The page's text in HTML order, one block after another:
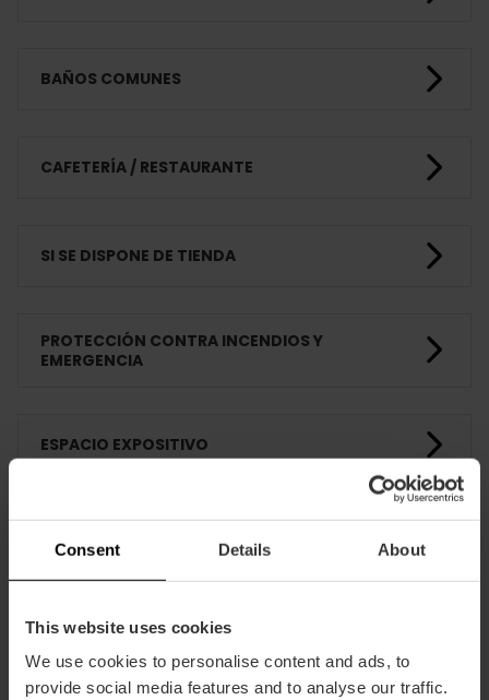
Consent Details About
This website uses cookies
We use cookies to personalise content and ads, to
provide social media features and to analyse our traffic.
BAÑOS COMUNES
CAFETERÍA / RESTAURANTE
SI SE DISPONE DE TIENDA
PROTECCIÓN CONTRA INCENDIOS Y
EMERGENCIA
ESPACIO EXPOSITIVO
FORMACIÓN